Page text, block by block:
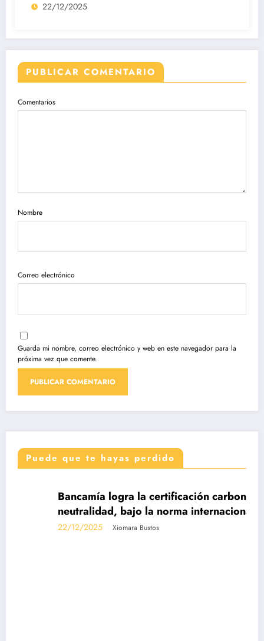
22/12/2025
PUBLICAR COMENTARIO
Comentarios
Nombre
Correo electrónico
Guarda mi nombre, correo electrónico y web en este navegador para la
próxima vez que comente.
Puede que te hayas perdido
DESTACADAS
Bancamía logra la certificación carbono
neutralidad, bajo la norma internacional ISO
14068-1
22/12/2025 Xiomara Bustos